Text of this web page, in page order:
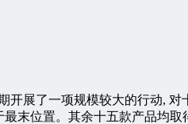
开展了一项规模较大的行动, 对
末位置。其余十五款产品均